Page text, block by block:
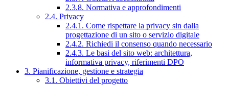
2.3.8. Normativa e approfondimenti
2.4. Privacy
2.4.1. Come rispettare la privacy sin dalla
progettazione di un sito o servizio digitale
2.4.2. Richiedi il consenso quando necessario
2.4.3. Le basi del sito web: architettura,
informativa privacy, riferimenti DPO
3. Pianificazione, gestione e strategia
3.1. Obiettivi del progetto